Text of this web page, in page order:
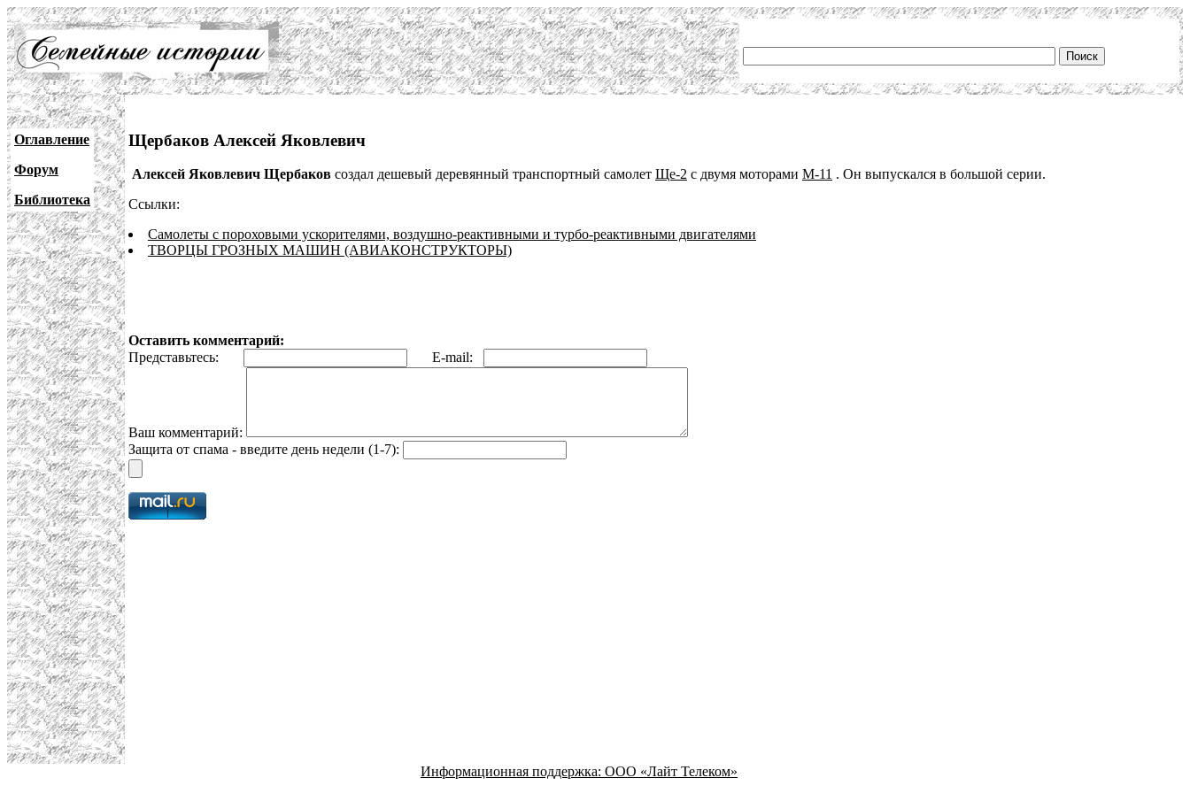
Оглавление
Форум
Библиотека
Щербаков Алексей Яковлевич
Алексей Яковлевич Щербаков создал дешевый деревянный транспортный самолет Ще-2 с двумя моторами М-11 . Он выпускался в большой серии.
Ссылки:
Самолеты с пороховыми ускорителями, воздушно-реактивными и турбо-реактивными двигателями
ТВОРЦЫ ГРОЗНЫХ МАШИН (АВИАКОНСТРУКТОРЫ)
Оставить комментарий:
Представьтесь:
E-mail:
Ваш комментарий:
Защита от спама - введите день недели (1-7):
Информационная поддержка: ООО «Лайт Телеком»